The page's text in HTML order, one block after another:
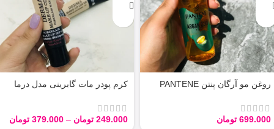
روغن مو آرگان پنتن PANTENE
699.000 تومان
کرم پودر مات گابرینی مدل درما
249.000 تومان –
379.000 تومان